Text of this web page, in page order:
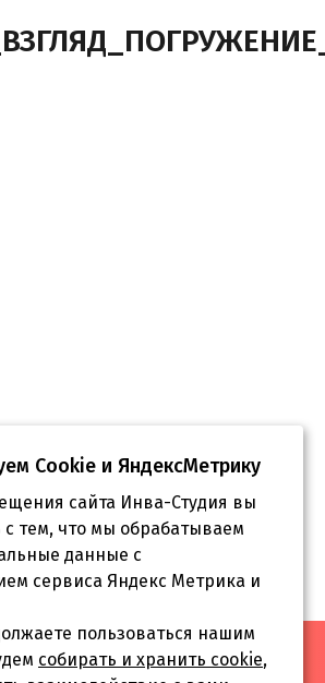
Центр социальной реабилитации»,
Сookie и ЯндексМетрику
сайта Инва-Студия вы
с тем, что мы обрабатываем
данные с
сервиса Яндекс Метрика и
пользоваться нашим
собирать и хранить cookie,